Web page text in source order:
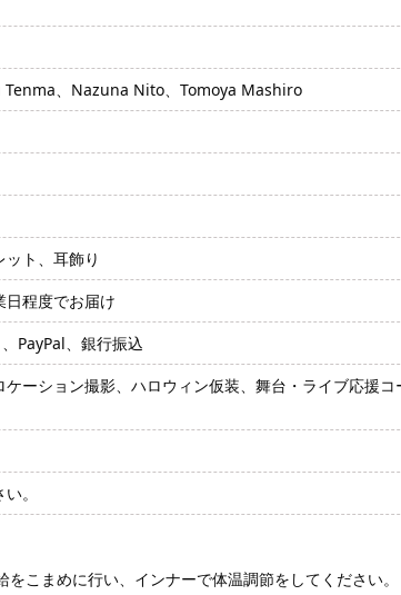
Tenma、Nazuna Nito、Tomoya Mashiro
ト、耳飾り
程度でお届け
PayPal、銀行振込
ーション撮影、ハロウィン仮装、舞台・ライブ応援
。
こまめに行い、インナーで体温調節をしてください。